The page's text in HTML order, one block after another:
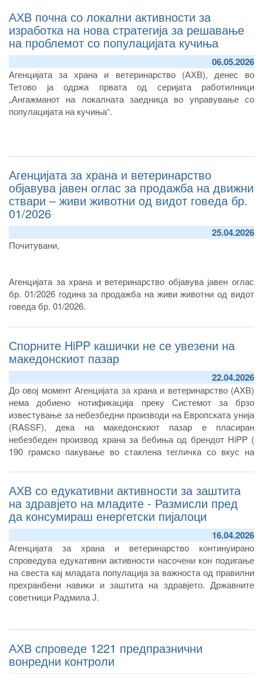
АХВ почна со локални активности за
изработка на нова стратегија за решавање
на проблемот со популацијата кучиња
06.05.2026
Агенцијата за храна и ветеринарство (АХВ), денес во
Тетово ја одржа првата од серијата работилници
„Ангажманот на локалната заедница во управување со
популацијата на кучиња“.
Агенцијата за храна и ветеринарство
објавува јавен оглас за продажба на движни
ствари – живи животни од видот говеда бр.
01/2026
25.04.2026
Почитувани,
Агенцијата за храна и ветеринарство објавува јавен оглас
бр. 01/2026 година за продажба на живи животни од видот
говеда бр. 01/2026.
Спорните HiPP кашички не се увезени на
македонскиот пазар
22.04.2026
До овој момент Агенцијата за храна и ветеринарство (АХВ)
нема добиено нотификација преку Системот за брзо
известување за небезбедни производи на Европската унија
(RASSF), дека на македонскиот пазар е пласиран
небезбеден производ храна за бебиња од брендот HiPP (
190 грамско пакување во стаклена тегличка со вкус на
во Австрија и неколку европски земји.
АХВ со едукативни активности за заштита
на здравјето на младите - Размисли пред
да консумираш енергетски пијалоци
16.04.2026
Агенцијата за храна и ветеринарство континуирано
спроведува едукативни активности насочени кон подигање
на свеста кај младата популација за важноста од правилни
прехранбени навики и заштита на здравјето. Државните
советници Радмила Ј.
АХВ спроведе 1221 предпразнични
вонредни контроли